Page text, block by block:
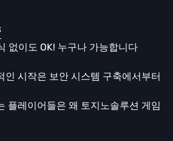
없이도 OK! 누구나 가능합니다
인 시작은 보안 시스템 구축에서부터
플레이어들은 왜 토지노솔루션 게임